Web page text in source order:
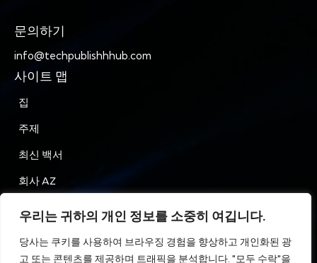
우리는 귀하의 개인 정보를 소중히 여깁니다.
당사는 쿠키를 사용하여 브라우징 경험을 향상하고 개인화된 광
고 또는 콘텐츠를 제공하며 트래픽을 분석합니다. "모두 수락"을
문의하기
info@techpublishhhub.com
사이트 맵
집
주제
최신 백서
회사 AZ
문의하기
이용약관